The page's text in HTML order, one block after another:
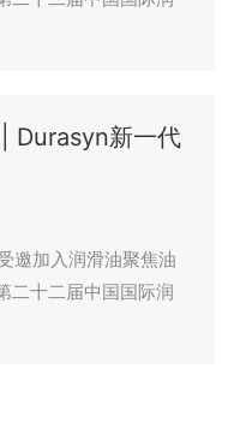
Durasyn新一代
邀加入润滑油聚焦油
二十二届中国国际润